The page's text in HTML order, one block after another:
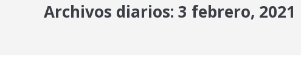
Archivos diarios: 3 febrero, 2021